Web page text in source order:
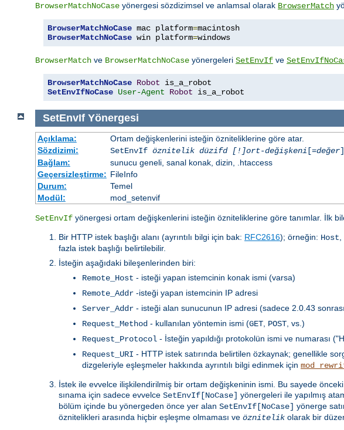
BrowserMatchNoCase yönergesi sözdizimsel ve anlamsal olarak BrowserMatch
BrowserMatchNoCase mac platform=
BrowserMatchNoCase win platform=windows
BrowserMatch ve BrowserMatchNoCase yönergeleri SetEnvIf ve
BrowserMatchNoCase Robot
SetEnvIfNoCase User-Agent Robot is_a_robot
SetEnvIf Yönergesi
Açıklama:
Ortam değişkenlerini isteğin özniteliklerine göre atar.
Sözdizimi:
SetEnvIf öznitelik düzifd [!]ort-değişkeni [=değer
Bağlam:
sunucu geneli, sanal konak, dizin, .htaccess
Geçersizleştirme: FileInfo
Durum:
Temel
Modül:
mod_setenvif
SetEnvIf yönergesi ortam değişkenlerini isteğin özniteliklerine göre tanımlar. İlk
Bir HTTP istek başlığı alanı (ayrıntılı bilgi için bak: RFC2616); örneğin: Host
fazla istek başlığı belirtilebilir.
İsteğin aşağıdaki bileşenlerinden biri:
Remote_Host - isteği yapan istemcinin konak ismi (varsa)
Remote_Addr -isteği yapan istemcinin IP adresi
Server_Addr - isteği alan sunucunun IP adresi (sadece 2.0.43
Request_Method - kullanılan yöntemin ismi (GET POST , vs.)
Request_Protocol - İsteğin yapıldığı protokolün ismi ve numarası
Request_URI - HTTP istek satırında belirtilen özkaynak; genellikle
dizgeleriyle eşleşmeler hakkında ayrıntılı bilgi edinmek için
İstek ile evvelce ilişkilendirilmiş bir ortam değişkeninin ismi. Bu sayede
sınama için sadece evvelce SetEnvIf[NoCase] yönergeleri ile yapılmış
bölüm içinde bu yönergeden önce yer alan SetEnvIf[NoCase] yönerge
öznitelikleri arasında hiçbir eşleşme olmaması ve öznitelik olarak bir